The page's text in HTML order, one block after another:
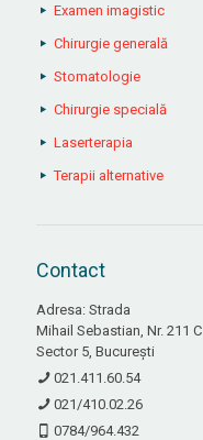
Examen imagistic
Chirurgie generală
Stomatologie
Chirurgie specială
Laserterapia
Terapii alternative
Contact
Adresa: Strada
Mihail Sebastian, Nr. 211 C
Sector 5, București
021.411.60.54
021/410.02.26
0784/964.432